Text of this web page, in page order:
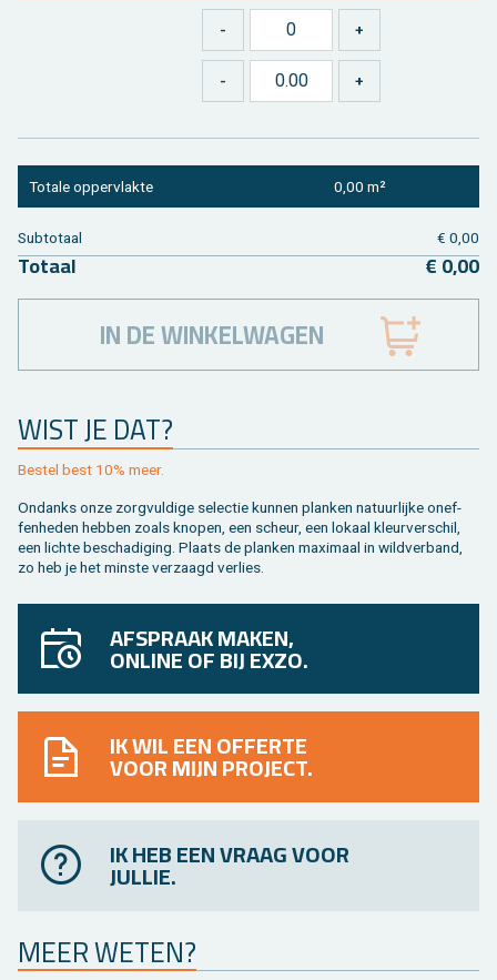
WIST JE DAT?
Be­stel best 10% meer.
On­danks onze zorg­vul­di­ge se­lec­tie kun­nen plan­ken na­tuur­lij­ke on­ef­
fen­he­den heb­ben zoals kno­pen, een scheur, een lo­kaal kleur­ver­schil,
een lich­te be­scha­di­ging. Plaats de plan­ken maxi­maal in wild­ver­band,
zo heb je het min­ste ver­zaagd ver­lies.
To­ta­le op­per­vlak­te 0,00 m²
Sub­to­taal € 0,00
To­taal € 0,00
IN DE WINKELWAGEN
AFSPRAAK MAKEN,
ONLINE OF BIJ EXZO.
IK WIL EEN OFFERTE
VOOR MIJN PROJECT.
IK HEB EEN VRAAG VOOR
JULLIE.
MEER WETEN?